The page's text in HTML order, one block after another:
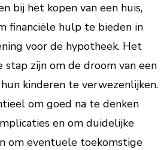
bij het kopen van een huis,
financiële hulp te bieden in
voor de hypotheek. Het
stap zijn om de droom van een
kinderen te verwezenlijken.
om goed na te denken
en om duidelijke
om eventuele toekomstige